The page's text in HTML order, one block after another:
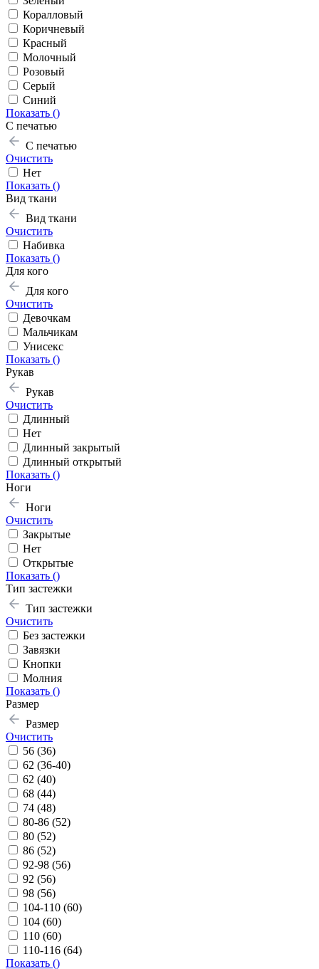
Коралловый
Коричневый
Красный
Молочный
Розовый
Серый
Синий
Показать ()
С печатью
С печатью
Очистить
Нет
Показать ()
Вид ткани
Вид ткани
Очистить
Набивка
Показать ()
Для кого
Для кого
Очистить
Девочкам
Мальчикам
Унисекс
Показать ()
Рукав
Рукав
Очистить
Длинный
Нет
Длинный закрытый
Длинный открытый
Показать ()
Ноги
Ноги
Очистить
Закрытые
Нет
Открытые
Показать ()
Тип застежки
Тип застежки
Очистить
Без застежки
Завязки
Кнопки
Молния
Показать ()
Размер
Размер
Очистить
56 (36)
62 (36-40)
62 (40)
68 (44)
74 (48)
80-86 (52)
80 (52)
86 (52)
92-98 (56)
92 (56)
98 (56)
104-110 (60)
104 (60)
110 (60)
110-116 (64)
Показать ()